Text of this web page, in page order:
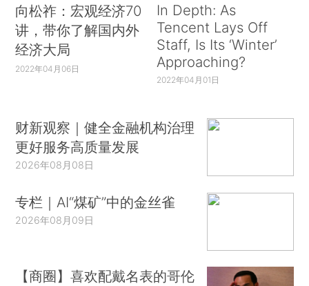
向松祚：宏观经济70
讲，带你了解国内外
经济大局
2022年04月06日
In Depth: As
Tencent Lays Off
Staff, Is Its ‘Winter’
Approaching?
2022年04月01日
财新观察｜健全金融机构治理
更好服务高质量发展
2026年08月08日
专栏｜AI“煤矿”中的金丝雀
2026年08月09日
【商圈】喜欢配戴名表的哥伦